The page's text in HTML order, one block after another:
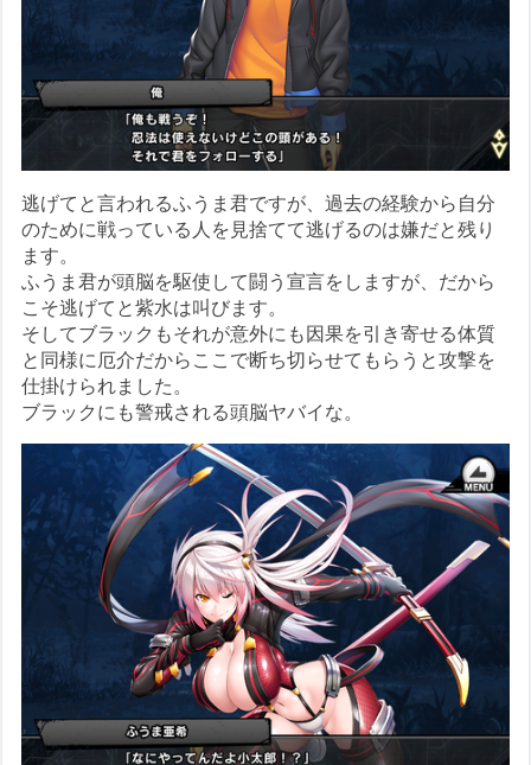
逃げてと言われるふうま君ですが、過去の経験から自分
のために戦っている人を見捨てて逃げるのは嫌だと残り
ます。
ふうま君が頭脳を駆使して闘う宣言をしますが、だから
こそ逃げてと紫水は叫びます。
そしてブラックもそれが意外にも因果を引き寄せる体質
と同様に厄介だからここで断ち切らせてもらうと攻撃を
仕掛けられました。
ブラックにも警戒される頭脳ヤバイな。